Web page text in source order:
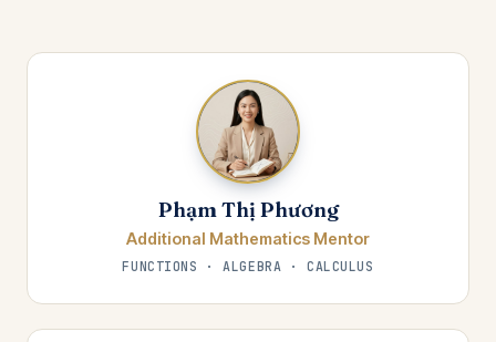
Phạm Thị Phương
Additional Mathematics Mentor
FUNCTIONS · ALGEBRA · CALCULUS